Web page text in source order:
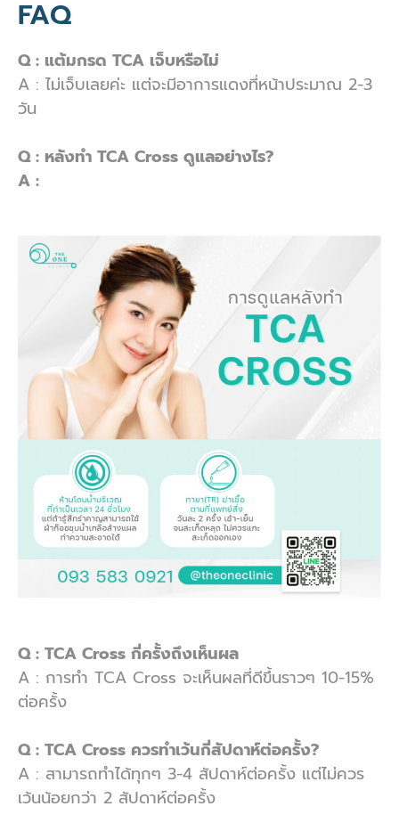
FAQ
Q : แต้มกรด TCA เจ็บหรือไม่
A : ไม่เจ็บเลยค่ะ แต่จะมีอาการแดงที่หน้าประมาณ 2-3
วัน
Q : หลังทำ TCA Cross ดูแลอย่างไร?
A :
Q : TCA Cross กี่ครั้งถึงเห็นผล
A : การทำ TCA Cross จะเห็นผลที่ดีขึ้นราวๆ 10-15%
ต่อครั้ง
Q : TCA Cross ควรทำเว้นกี่สัปดาห์ต่อครั้ง?
A : สามารถทำได้ทุกๆ 3-4 สัปดาห์ต่อครั้ง แต่ไม่ควร
เว้นน้อยกว่า 2 สัปดาห์ต่อครั้ง